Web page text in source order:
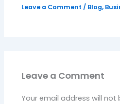
Leave a Comment / Blog,
Leave a Comment
Your email address will not